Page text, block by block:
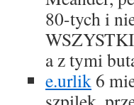
80-tych i
a z tymi
e.urlik 6